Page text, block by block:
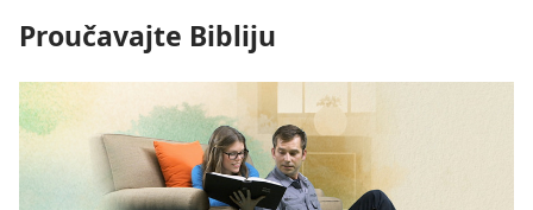
Proučavajte Bibliju